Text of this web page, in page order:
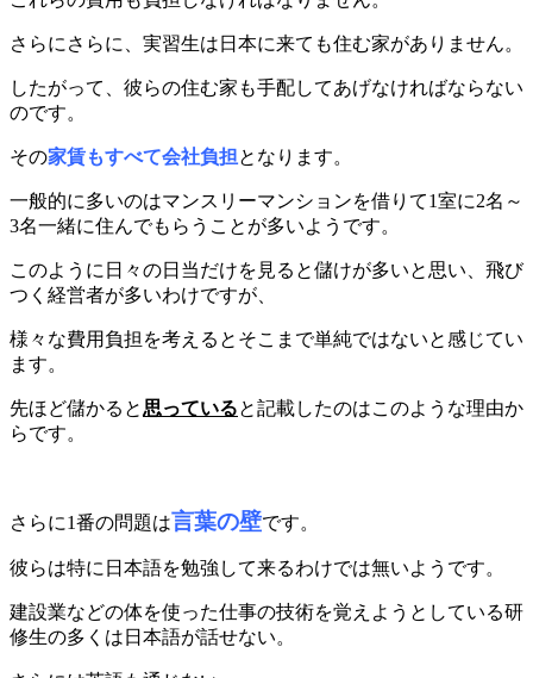
さらにさらに、実習生は日本に来ても住む家がありません。
したがって、彼らの住む家も手配してあげなければならない
のです。
その家賃もすべて会社負担となります。
一般的に多いのはマンスリーマンションを借りて1室に2名～
3名一緒に住んでもらうことが多いようです。
このように日々の日当だけを見ると儲けが多いと思い、飛び
つく経営者が多いわけですが、
様々な費用負担を考えるとそこまで単純ではないと感じてい
ます。
先ほど儲かると思っていると記載したのはこのような理由か
らです。
さらに1番の問題は言葉の壁です。
彼らは特に日本語を勉強して来るわけでは無いようです。
建設業などの体を使った仕事の技術を覚えようとしている研
修生の多くは日本語が話せない。